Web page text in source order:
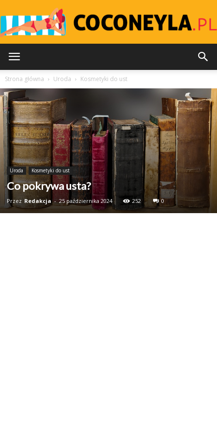
Strona główna Uroda Kosmetyki do ust
Uroda Kosmetyki do ust
Co pokrywa usta?
Przez Redakcja - 25 października 2024 252 0